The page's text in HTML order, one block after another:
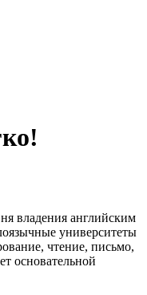
владения английским
университеты
чтение, письмо,
основательной